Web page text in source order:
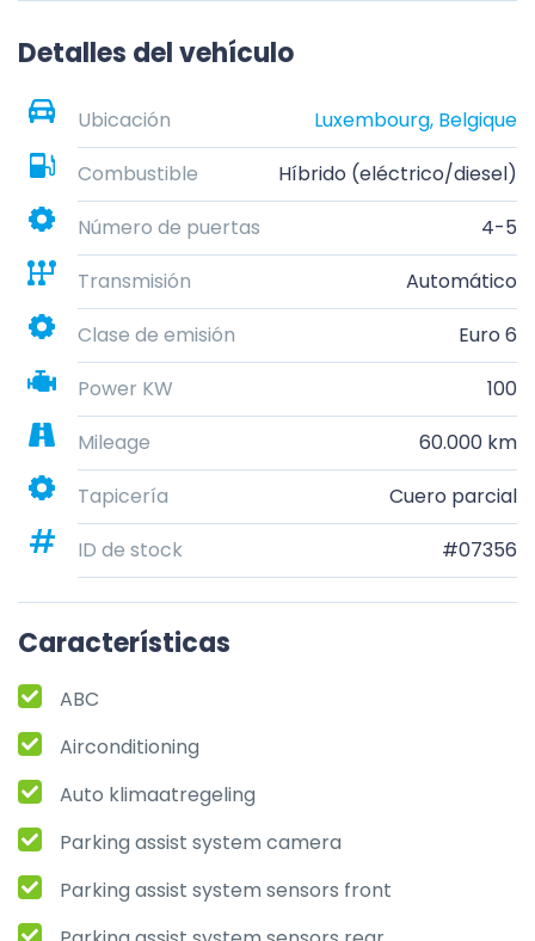
Detalles del vehículo
Ubicación
Luxembourg, Belgique
Combustible
Híbrido (eléctrico/diesel)
Número de puertas
4-5
Transmisión
Automático
Clase de emisión
Euro 6
Power KW
100
Mileage
60.000 km
Tapicería
Cuero parcial
ID de stock
#07356
Características
ABC
Airconditioning
Auto klimaatregeling
Parking assist system camera
Parking assist system sensors front